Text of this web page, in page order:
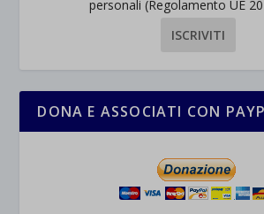
personali (Regolamento UE
DONA E ASSOCIATI CON
rientrano nelle altre categorie specifiche o
esplicitamente categorizzati.
wpc*